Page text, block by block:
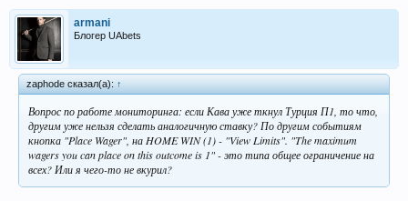
armani
Блогер UAbets
zaphode сказал(а): ↑
Вопрос по работе мониторинга: если Кава уже ткнул Турция П1, то что,
другим уже нельзя сделать аналогичную ставку? По другим событиям
кнопка "Place Wager", на HOME WIN (1) - "View Limits". "The maximum
wagers you can place on this outcome is 1" - это типа общее ограничение на
всех? Или я чего-то не вкурил?